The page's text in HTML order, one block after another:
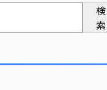
検
索